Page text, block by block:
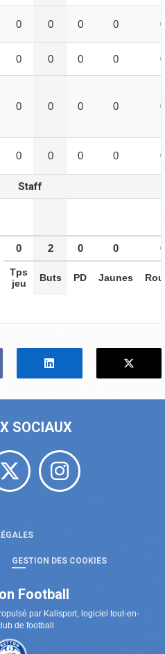
0 0 0 0 0
0 0 0 0 0
0 0 0 0 0
0 0 0 0 0
Staff
0 2 0 0 0
Tps
jeu
Buts PD Jaunes
SOCIAUX
GESTION DES COOKIES
Football
par Kalisport, logiciel tout-en-
de football